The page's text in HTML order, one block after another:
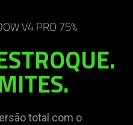
V4 PRO 75%
total com o